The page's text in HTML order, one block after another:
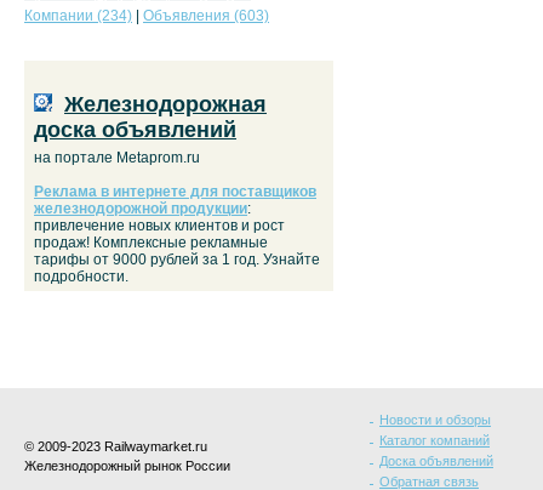
Компании (234)
Объявления (603)
Железнодорожная
доска объявлений
на портале Metaprom.ru
Реклама в интернете для поставщиков
железнодорожной продукции:
привлечение новых клиентов и рост
продаж! Комплексные рекламные
тарифы от 9000 рублей за 1 год. Узнайте
подробности.
© 2009-2023 Railwaymarket.ru
Железнодорожный рынок России
Новости и обзоры
Каталог компаний
Доска объявлений
Обратная связь